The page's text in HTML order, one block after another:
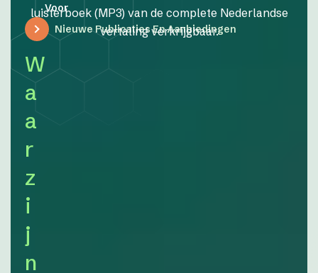
Voor
Nieuwe Publicaties En Aanbiedingen
W
a
a
r
z
i
j
n
luisterboek (MP3) van de complete Nederlandse
vertaling verkrijgbaar.